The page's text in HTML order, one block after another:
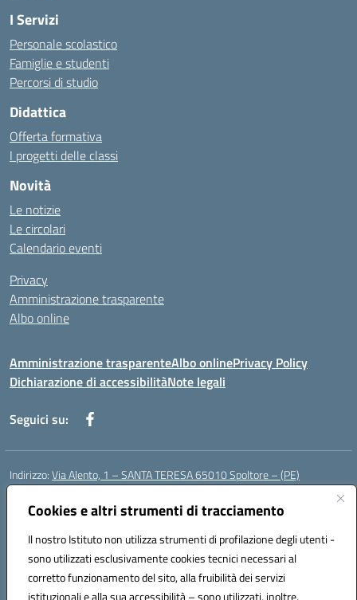
Cookies e altri strumenti di tracciamento
Il nostro Istituto non utilizza strumenti di profilazione degli utenti -
sono utilizzati esclusivamente cookies tecnici necessari al
corretto funzionamento del sito, alla fruibilità dei servizi
istituzionali e alla sua accessibilità – sono utilizzati, inoltre,
I Servizi
Personale scolastico
Famiglie e studenti
Percorsi di studio
Didattica
Offerta formativa
I progetti delle classi
Novità
Le notizie
Le circolari
Calendario eventi
Privacy
Amministrazione trasparente
Albo online
Amministrazione trasparenteAlbo onlinePrivacy Policy
Dichiarazione di accessibilitàNote legali
Seguici su:
Indirizzo:Via Alento, 1 – SANTA TERESA 65010 Spoltore – (PE)
Centralino:
Posta elettronica certificata (PEC):peee052003@pec.istruzione.it
Codice fiscale: 80006490686
Codice meccanografico:peee052003
Codice Indice delle Pubbliche Amministrazioni (IPA): istsc_peee052003
Codice unico di fatturazione (CUF): UF01MF